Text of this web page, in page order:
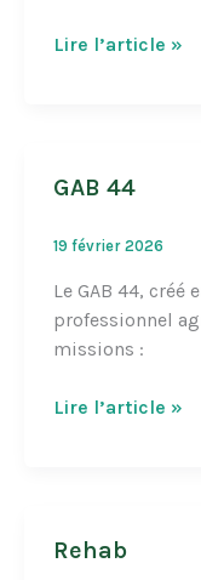
Etre
Transition
Lire l’article »
GAB 44
19 février 2026
Le GAB 44, créé
professionnel
missions :
GAB
Lire l’article »
Rehab